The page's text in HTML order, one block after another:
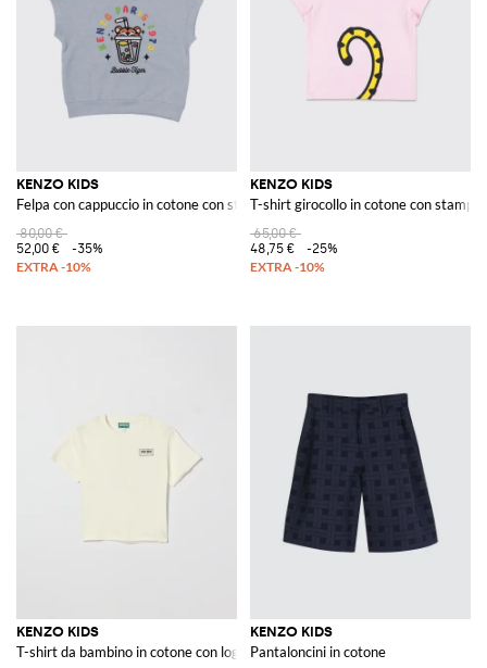
KENZO KIDS
Felpa con cappuccio in cotone con stampa logo
80,00 €
52,00 €
-35%
KENZO KIDS
T-shirt girocollo in cotone con stampa
65,00 €
48,75 €
-25%
KENZO KIDS
T-shirt da bambino in cotone con logo a contrasto sul davanti
KENZO KIDS
Pantaloncini in cotone